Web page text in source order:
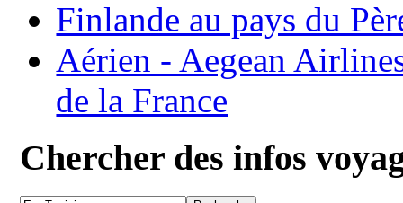
Finlande au pays du
Aérien - Aegean
de la France
Chercher des infos